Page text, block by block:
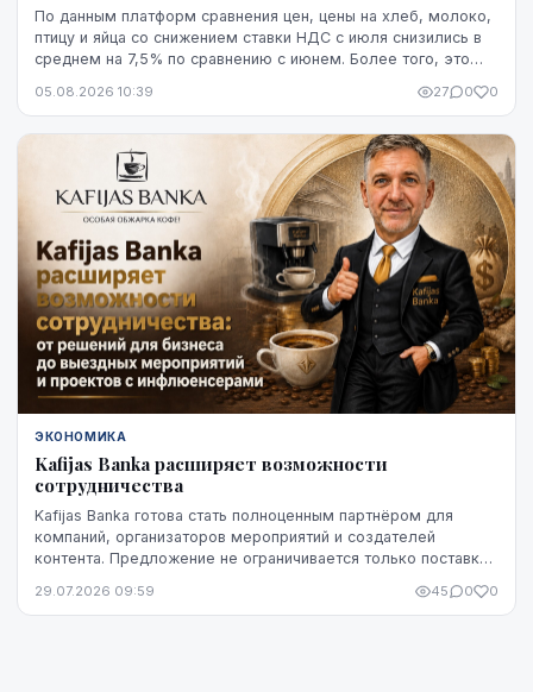
По данным платформ сравнения цен, цены на хлеб, молоко,
птицу и яйца со снижением ставки НДС с июля снизились в
среднем на 7,5% по сравнению с июнем. Более того, это
данный момент - до начала августа.
05.08.2026 10:39 27 0 0
ЭКОНОМИКА
Kafijas Banka расширяет возможности
сотрудничества
Kafijas Banka готова стать полноценным партнёром для
компаний, организаторов мероприятий и создателей
контента. Предложение не ограничивается только поставкой
29.07.2026 09:59 45 0 0